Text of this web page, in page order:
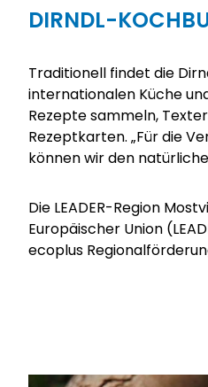
DIRNDL-
Traditionell findet die
internationalen Küche
Rezepte sammeln,
Rezeptkarten. „Für die
können wir den
Die LEADER-Region
Europäischer Union
ecoplus